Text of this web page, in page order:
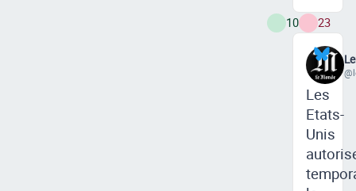
10 23
Les
Etats-
Unis